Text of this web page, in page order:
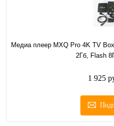
Медиа плеер MXQ Pro 4K TV
2Гб, Flash
1 925